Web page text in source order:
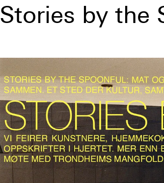
Stories by the